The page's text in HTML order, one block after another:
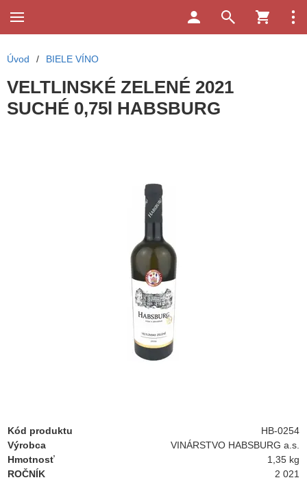
Úvod / BIELE VÍNO
VELTLINSKÉ ZELENÉ 2021
SUCHÉ 0,75l HABSBURG
Kód produktu
HB-0254
Výrobca
VINÁRSTVO HABSBURG a.s.
Hmotnosť
1,35 kg
ROČNÍK
2 021